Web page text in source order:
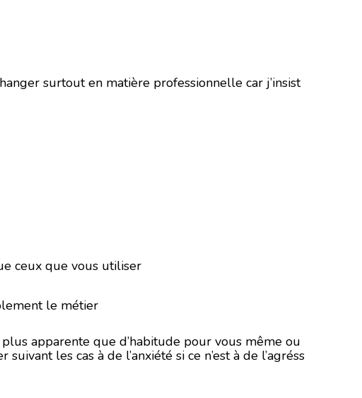
surtout en matière professionnelle car j’insist
ceux que vous utiliser
le métier
apparente que d’habitude pour vous même ou
les cas à de l’anxiété si ce n’est à de l’agréss